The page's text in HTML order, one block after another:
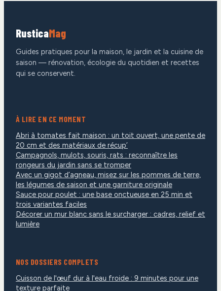
RusticaMag
Guides pratiques pour la maison, le jardin et la cuisine de
saison — rénovation, écologie du quotidien et recettes
qui se conservent.
À LIRE EN CE MOMENT
Abri à tomates fait maison : un toit ouvert, une pente de
20 cm et des matériaux de récup’
Campagnols, mulots, souris, rats : reconnaître les
rongeurs du jardin sans se tromper
Avec un gigot d’agneau, misez sur les pommes de terre,
les légumes de saison et une garniture originale
Sauce pour poulet : une base onctueuse en 25 min et
trois variantes faciles
Décorer un mur blanc sans le surcharger : cadres, relief et
lumière
NOS DOSSIERS COMPLETS
Cuisson de l'œuf dur à l'eau froide : 9 minutes pour une
texture parfaite